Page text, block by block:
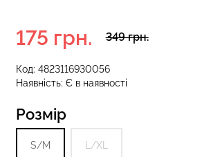
Код: 4823116930056
Наявність: Є в наявності
349 грн.
175 грн.
Розмір
S/M L/XL
високою
BRIEFS (чорний) Giulia